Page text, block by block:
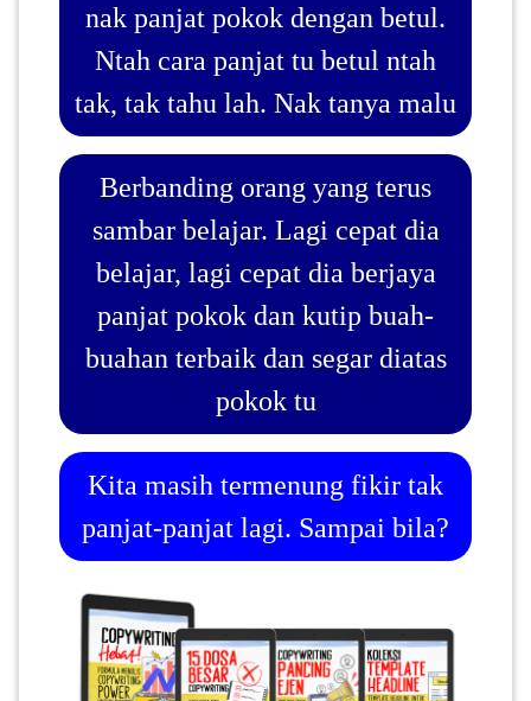
nak panjat pokok dengan betul.
Ntah cara panjat tu betul ntah
tak, tak tahu lah. Nak tanya malu
Berbanding orang yang terus
sambar belajar. Lagi cepat dia
belajar, lagi cepat dia berjaya
panjat pokok dan kutip buah-
buahan terbaik dan segar diatas
pokok tu
Kita masih termenung fikir tak
panjat-panjat lagi. Sampai bila?